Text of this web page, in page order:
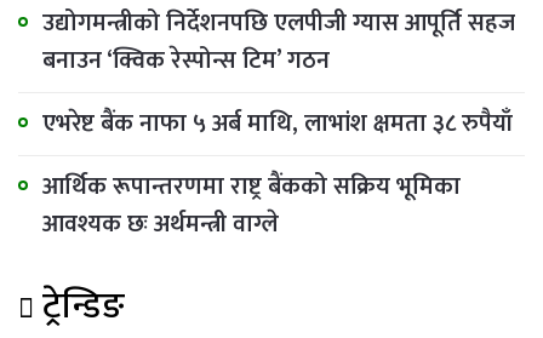
उद्योगमन्त्रीको निर्देशनपछि एलपीजी ग्यास आपूर्ति सहज
बनाउन ‘क्विक रेस्पोन्स टिम’ गठन
एभरेष्ट बैंक नाफा ५ अर्ब माथि, लाभांश क्षमता ३८ रुपैयाँ
आर्थिक रूपान्तरणमा राष्ट्र बैंकको सक्रिय भूमिका
आवश्यक छः अर्थमन्त्री वाग्ले
ट्रेन्डिङ